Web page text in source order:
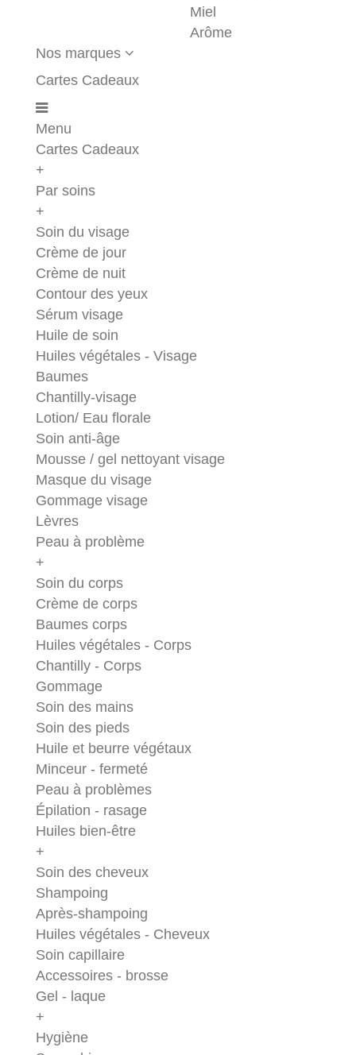
Miel
Arôme
Nos marques
Cartes Cadeaux
Menu
Cartes Cadeaux
+
Par soins
+
Soin du visage
Crème de jour
Crème de nuit
Contour des yeux
Sérum visage
Huile de soin
Huiles végétales - Visage
Baumes
Chantilly-visage
Lotion/ Eau florale
Soin anti-âge
Mousse / gel nettoyant visage
Masque du visage
Gommage visage
Lèvres
Peau à problème
+
Soin du corps
Crème de corps
Baumes corps
Huiles végétales - Corps
Chantilly - Corps
Gommage
Soin des mains
Soin des pieds
Huile et beurre végétaux
Minceur - fermeté
Peau à problèmes
Épilation - rasage
Huiles bien-être
+
Soin des cheveux
Shampoing
Après-shampoing
Huiles végétales - Cheveux
Soin capillaire
Accessoires - brosse
Gel - laque
+
Hygiène